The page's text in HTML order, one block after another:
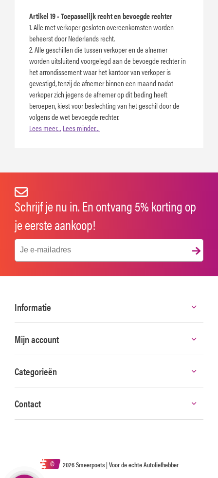
Artikel 19 - Toepasselijk recht en bevoegde rechter
1. Alle met verkoper gesloten overeenkomsten worden
beheerst door Nederlands recht.
2. Alle geschillen die tussen verkoper en de afnemer
worden uitsluitend voorgelegd aan de bevoegde rechter in
het arrondissement waar het kantoor van verkoper is
gevestigd, tenzij de afnemer binnen een maand nadat
verkoper zich jegens de afnemer op dit beding heeft
beroepen, kiest voor beslechting van het geschil door de
volgens de wet bevoegde rechter.
Lees meer… Lees minder…
Schrijf je nu in. En ontvang 5% korting op
je eerste aankoop!
Informatie
Mijn account
Categorieën
Contact
© 2026 Smeerpoets | Voor de echte Autoliefhebber